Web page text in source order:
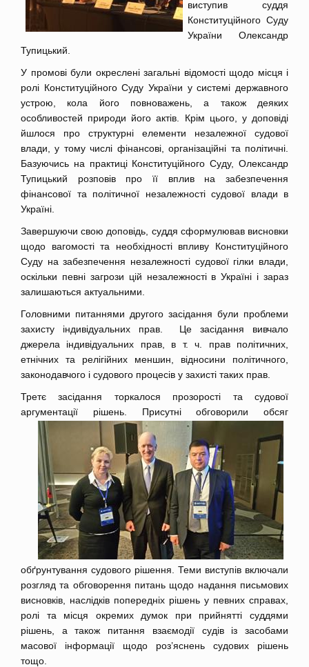
виступив суддя
Конституційного Суду
України Олександр
Тупицький.
У промові були окреслені загальні відомості щодо місця і
ролі Конституційного Суду України у системі державного
устрою, кола його повноважень, а також деяких
особливостей природи його актів. Крім цього, у доповіді
йшлося про структурні елементи незалежної судової
влади, у тому числі фінансові, організаційні та політичні.
Базуючись на практиці Конституційного Суду, Олександр
Тупицький розповів про її вплив на забезпечення
фінансової та політичної незалежності судової влади в
Україні.
Завершуючи свою доповідь, суддя сформулював висновки
щодо вагомості та необхідності впливу Конституційного
Суду на забезпечення незалежності судової гілки влади,
оскільки певні загрози цій незалежності в Україні і зараз
залишаються актуальними.
Головними питаннями другого засідання були проблеми
захисту індивідуальних прав. Це засідання вивчало
джерела індивідуальних прав, в т. ч. прав політичних,
етнічних та релігійних меншин, відносини політичного,
законодавчого і судового процесів у захисті таких прав.
Третє засідання торкалося прозорості та судової
аргументації рішень. Присутні обговорили обсяг
обґрунтування судового рішення. Теми виступів включали
розгляд та обговорення питань щодо надання письмових
висновків, наслідків попередніх рішень у певних справах,
ролі та місця окремих думок при прийнятті суддями
рішень, а також питання взаємодії судів із засобами
масової інформації щодо роз’яснень судових рішень
тощо.